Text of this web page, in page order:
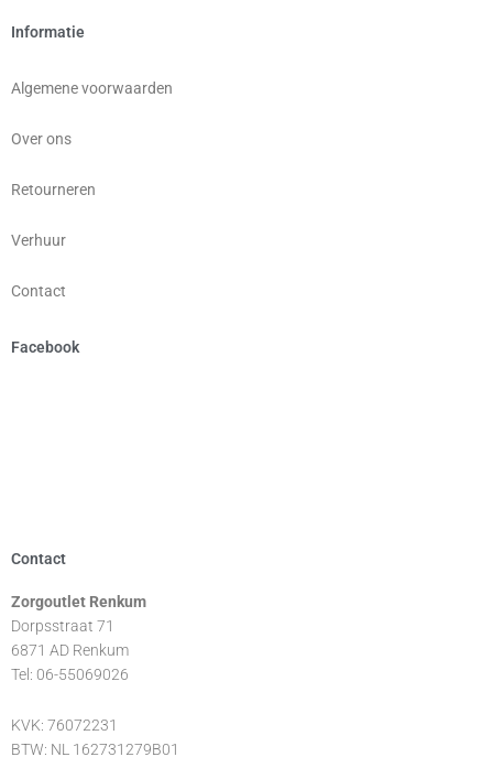
Informatie
Algemene voorwaarden
Over ons
Retourneren
Verhuur
Contact
Facebook
Contact
Zorgoutlet Renkum
Dorpsstraat 71
6871 AD Renkum
Tel: 06-55069026
KVK: 76072231
BTW: NL 162731279B01